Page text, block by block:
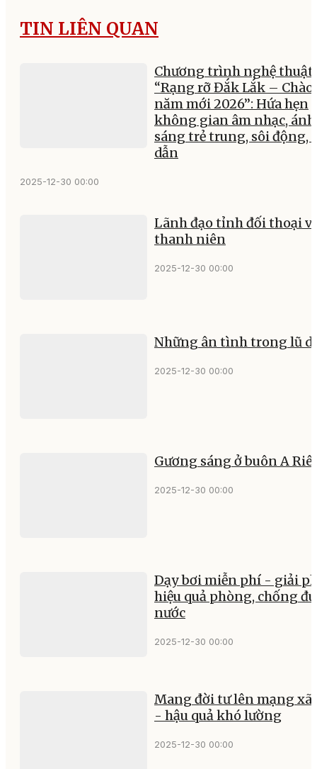
TIN LIÊN QUAN
Chương trình nghệ thuật
“Rạng rỡ Đắk Lắk – Chào
năm mới 2026”: Hứa hẹn
không gian âm nhạc, ánh
sáng trẻ trung, sôi động,
dẫn
2025-12-30 00:00
Lãnh đạo tỉnh đối thoại
thanh niên
2025-12-30 00:00
Những ân tình trong lũ
2025-12-30 00:00
Gương sáng ở buôn A
2025-12-30 00:00
Dạy bơi miễn phí - giải
hiệu quả phòng, chống
nước
2025-12-30 00:00
Mang đời tư lên mạng xã
- hậu quả khó lường
2025-12-30 00:00